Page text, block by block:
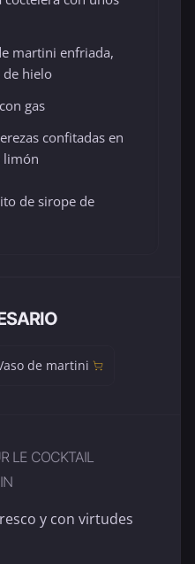
martini enfriada,
hielo
gas
confitadas en
limón
de sirope de
de martini
LE COCKTAIL
y con virtudes